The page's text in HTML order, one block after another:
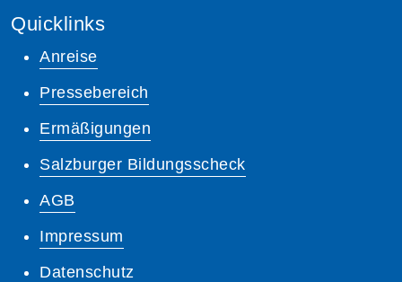
Quicklinks
Anreise
Pressebereich
Ermäßigungen
Salzburger Bildungsscheck
AGB
Impressum
Datenschutz